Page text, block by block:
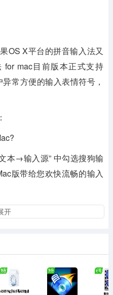
OS X平台的拼音输入法又
mac目前版本正式支持
常方便的输入表情符号，
本→输入源” 中勾选搜狗输
版带给您欢快流畅的输入
法? 请打开系统偏好设置
输入法菜单中的下一个输入
换键。
开